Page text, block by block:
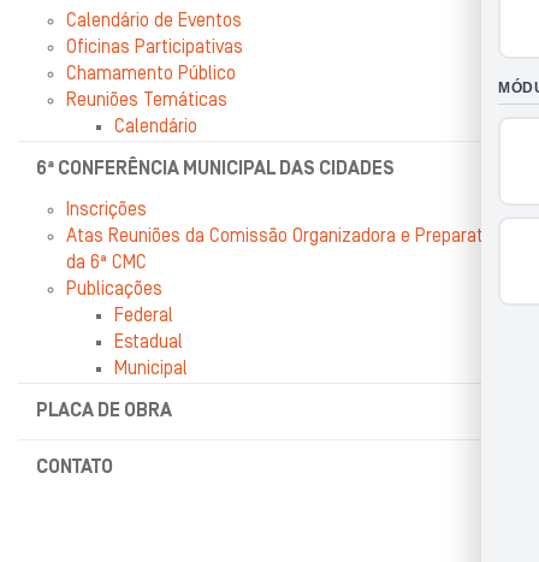
Calendário de Eventos
Oficinas Participativas
Chamamento Público
Reuniões Temáticas
Calendário
6ª CONFERÊNCIA MUNICIPAL DAS CIDADES
Inscrições
Atas Reuniões da Comissão Organizadora e Preparatória
da 6ª CMC
Publicações
Federal
Estadual
Municipal
PLACA DE OBRA
CONTATO